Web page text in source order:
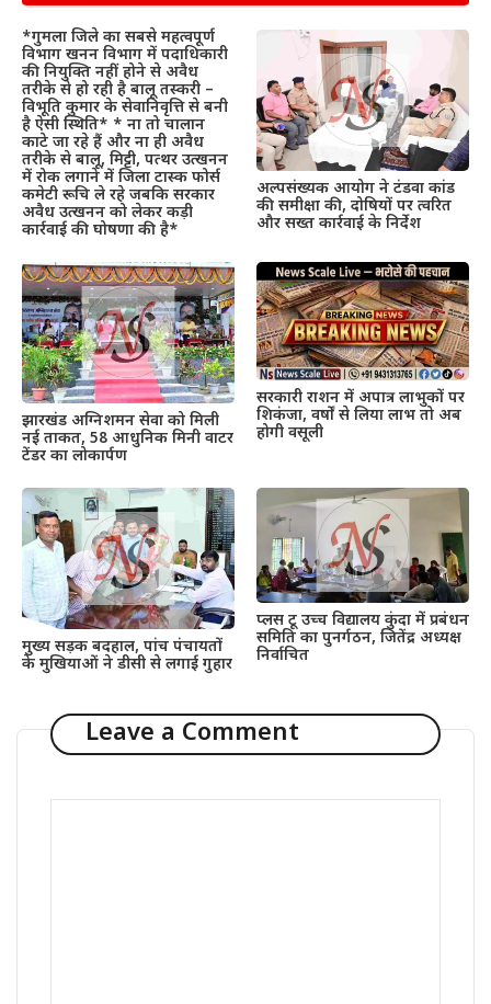
*गुमला जिले का सबसे महत्वपूर्ण
विभाग खनन विभाग में पदाधिकारी
की नियुक्ति नहीं होने से अवैध
तरीके से हो रही है बालू तस्करी –
विभूति कुमार के सेवानिवृत्ति से बनी
है ऐसी स्थिति* * ना तो चालान
काटे जा रहे हैं और ना ही अवैध
तरीके से बालू, मिट्टी, पत्थर उत्खनन
में रोक लगाने में जिला टास्क फोर्स
कमेटी रूचि ले रहे जबकि सरकार
अवैध उत्खनन को लेकर कड़ी
कार्रवाई की घोषणा की है*
अल्पसंख्यक आयोग ने टंडवा कांड
की समीक्षा की, दोषियों पर त्वरित
और सख्त कार्रवाई के निर्देश
झारखंड अग्निशमन सेवा को मिली
नई ताकत, 58 आधुनिक मिनी वाटर
टेंडर का लोकार्पण
सरकारी राशन में अपात्र लाभुकों पर
शिकंजा, वर्षों से लिया लाभ तो अब
होगी वसूली
मुख्य सड़क बदहाल, पांच पंचायतों
के मुखियाओं ने डीसी से लगाई गुहार
प्लस टू उच्च विद्यालय कुंदा में प्रबंधन
समिति का पुनर्गठन, जितेंद्र अध्यक्ष
निर्वाचित
Leave a Comment